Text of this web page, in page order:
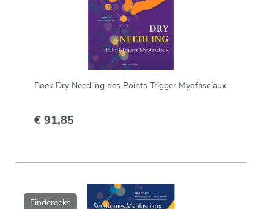
Boek Dry Needling des Points Trigger Myofasciaux
€ 91,85
Eindereeks